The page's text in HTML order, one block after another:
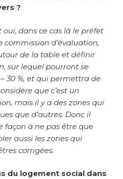
?
dans ce cas là le préfet
d’évaluation,
de la table et définir
sur lequel pourront se
30 %, et qui permettra de
que c’est un
mais il y a des zones qui
que d’autres. Donc il
façon à ne pas être que
aussi les zones qui
corrigées.
du logement social dans